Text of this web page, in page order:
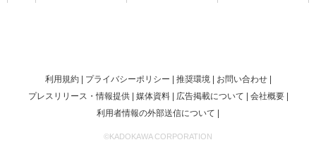
利用規約 プライバシーポリシー 推奨環境
お問い合わせ
プレスリリース・情報提供
媒体資料 広告掲載について
会社概要
利用者情報の外部送信について
©KADOKAWA CORPORATION